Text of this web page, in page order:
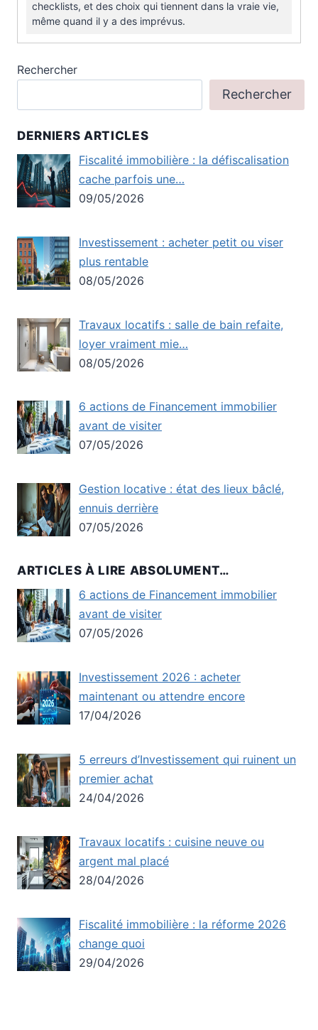
checklists, et des choix qui tiennent dans la vraie vie,
même quand il y a des imprévus.
Rechercher
Rechercher
DERNIERS ARTICLES
Fiscalité immobilière : la défiscalisation
cache parfois une…
09/05/2026
Investissement : acheter petit ou viser
plus rentable
08/05/2026
Travaux locatifs : salle de bain refaite,
loyer vraiment mie…
08/05/2026
6 actions de Financement immobilier
avant de visiter
07/05/2026
Gestion locative : état des lieux bâclé,
ennuis derrière
07/05/2026
ARTICLES À LIRE ABSOLUMENT…
6 actions de Financement immobilier
avant de visiter
07/05/2026
Investissement 2026 : acheter
maintenant ou attendre encore
17/04/2026
5 erreurs d’Investissement qui ruinent un
premier achat
24/04/2026
Travaux locatifs : cuisine neuve ou
argent mal placé
28/04/2026
Fiscalité immobilière : la réforme 2026
change quoi
29/04/2026